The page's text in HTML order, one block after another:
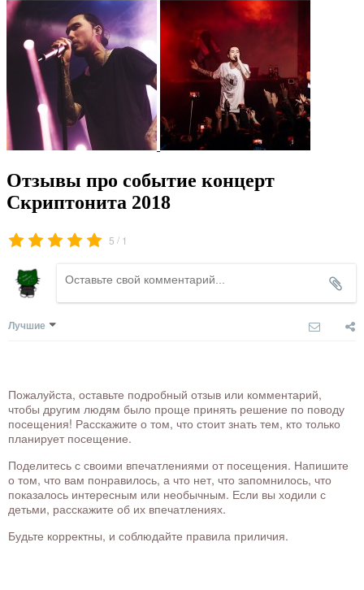
Отзывы про событие концерт
Скриптонита 2018
5 / 1
Лучшие
Пожалуйста, оставьте подробный отзыв или комментарий,
чтобы другим людям было проще принять решение по поводу
посещения! Расскажите о том, что стоит знать тем, кто только
планирует посещение.
Поделитесь с своими впечатлениями от посещения. Напишите
о том, что вам понравилось, а что нет, что запомнилось, что
показалось интересным или необычным. Если вы ходили с
детьми, расскажите об их впечатлениях.
Будьте корректны, и соблюдайте правила приличия.